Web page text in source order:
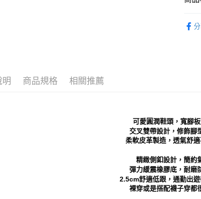
２．
※
２．
３．
任。
４．
即時
結果
付款
海外
明 商品規格 相關推薦
可愛圓潤鞋頭，寬腳
交叉雙帶設計，修飾腳
柔軟皮革製造，透氣舒
精緻側釦設計，簡約
彈力緩震橡膠底，耐磨
2.5cm舒適低跟，通勤出
裸穿或是搭配襪子穿都